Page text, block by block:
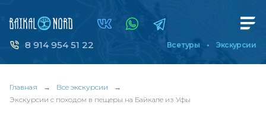
8 914 954 51 22 Все туры Экскурсии
Главная → Все экскурсии
→
Экскурсии с походом в пещеры на Байкале из Уфы